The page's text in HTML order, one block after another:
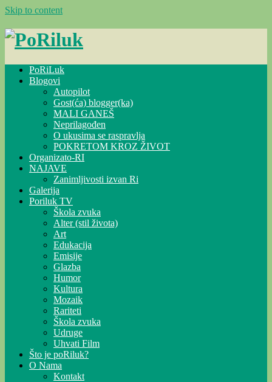
Skip to content
PoRiLuk
Blogovi
Autopilot
Gost(ća) blogger(ka)
MALI GANEŠ
Neprilagođen
O ukusima se raspravlja
POKRETOM KROZ ŽIVOT
Organizato-RI
NAJAVE
Zanimljivosti izvan Ri
Galerija
Poriluk TV
Škola zvuka
Alter (stil života)
Art
Edukacija
Emisije
Glazba
Humor
Kultura
Mozaik
Rariteti
Škola zvuka
Udruge
Uhvati Film
Što je poRiluk?
O Nama
Kontakt